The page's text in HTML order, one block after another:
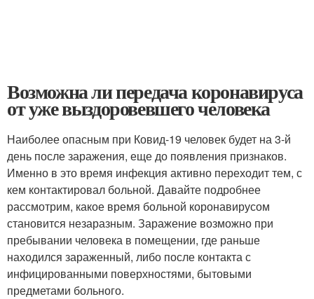
Возможна ли передача коронавируса
от уже выздоровевшего человека
Наиболее опасным при Ковид-19 человек будет на 3-й
день после заражения, еще до появления признаков.
Именно в это время инфекция активно переходит тем, с
кем контактировал больной. Давайте подробнее
рассмотрим, какое время больной коронавирусом
становится незаразным. Заражение возможно при
пребывании человека в помещении, где раньше
находился зараженный, либо после контакта с
инфицированными поверхностями, бытовыми
предметами больного.